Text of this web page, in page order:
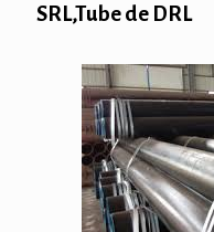
SRL,Tube de DRL